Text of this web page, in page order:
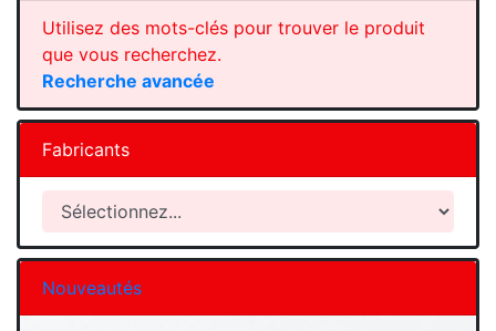
Utilisez des mots-clés pour trouver le produit
que vous recherchez.
Recherche avancée
Fabricants
Nouveautés